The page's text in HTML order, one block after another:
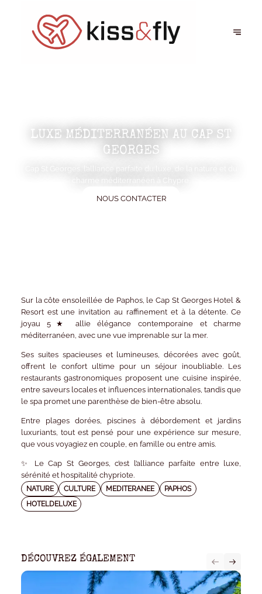
LUXE MÉDITERRANÉEN AU CAP ST
GEORGES
charme méditerranéen à Chypre.
NOUS CONTACTER
Sur la côte ensoleillée de Paphos, leCap St Georges Hotel &
Resortest une invitation au raffinement et à la détente. Ce
joyau 5★ allie élégance contemporaine et charme
méditerranéen, avec une vue imprenable sur la mer.
Ses suites spacieuses et lumineuses, décorées avec goût,
offrent le confort ultime pour un séjour inoubliable. Les
restaurants gastronomiques proposent une cuisine inspirée,
entre saveurs locales et influences internationales, tandis que
le spapromet une parenthèse de bien-être absolu.
Entre plages dorées, piscines à débordement et jardins
luxuriants, tout est pensé pour une expérience sur mesure,
que vous voyagiez en couple, en famille ou entre amis.
✨ Le Cap St Georges, c’est l’alliance parfaite entre luxe,
sérénité et hospitalité chypriote.
NATURE CULTURE MEDITERANEE
PAPHOS
HOTELDELUXE
DÉCOUVREZ ÉGALEMENT